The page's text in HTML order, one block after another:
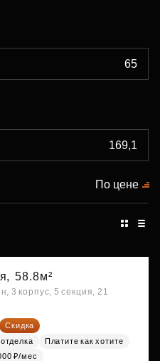
По цене
58.8м²
3 корпус, 5 секция, 21
Скидка
Платите как хотите
₽/мес